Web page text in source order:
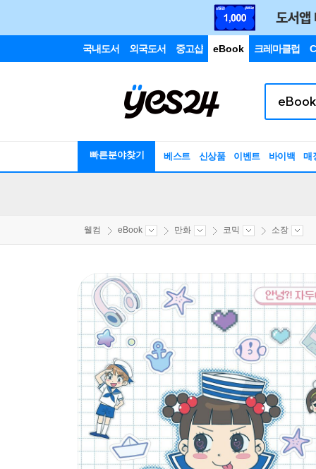
국내도서 외국도서 중고샵 eBook 크레마클럽
빠른분야찾기 베스트 신상품 이벤트 바이백 매
웰컴 eBook 만화 코믹 소장